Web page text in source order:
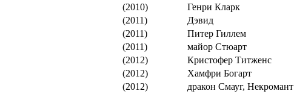
(2010)
Генри Кларк
(2011)
Дэвид
(2011)
Питер Гиллем
(2011)
майор Стюарт
(2012)
Кристофер Титженс
(2012)
Хамфри Богарт
(2012)
дракон Смауг, Некромант